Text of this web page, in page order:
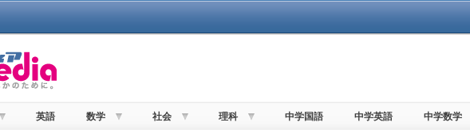
英語 数学 社会 理科 中学国語 中学英語 中学数学